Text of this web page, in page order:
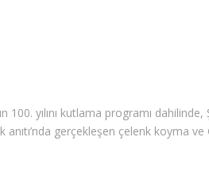
100. yılını kutlama programı
anıtı’nda gerçekleşen çelenk koyma